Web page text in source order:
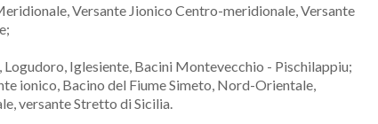
Versante Jionico Centro-meridionale, Versante
Logudoro, Iglesiente, Bacini Montevecchio - Pischilappiu;
ionico, Bacino del Fiume Simeto, Nord-Orientale,
versante Stretto di Sicilia.